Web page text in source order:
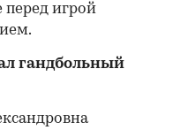
перед игрой
гандбольный